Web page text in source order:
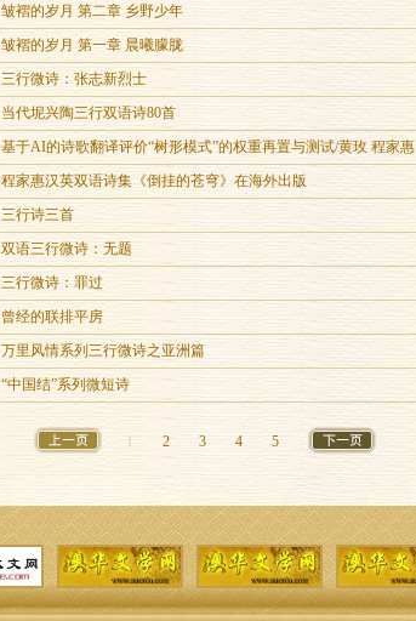
皱褶的岁月 第二章 乡野少年
皱褶的岁月 第一章 晨曦朦胧
三行微诗：张志新烈士
当代坭兴陶三行双语诗80首
基于AI的诗歌翻译评价“树形模式”的权重再置与测试/黄玫 程家惠
程家惠汉英双语诗集《倒挂的苍穹》在海外出版
三行诗三首
双语三行微诗：无题
三行微诗：罪过
曾经的联排平房
万里风情系列三行微诗之亚洲篇
“中国结”系列微短诗
2 3 4 5